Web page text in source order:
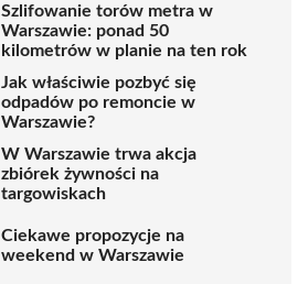
Szlifowanie torów metra w
Warszawie: ponad 50
kilometrów w planie na ten rok
Jak właściwie pozbyć się
odpadów po remoncie w
Warszawie?
W Warszawie trwa akcja
zbiórek żywności na
targowiskach
Ciekawe propozycje na
weekend w Warszawie